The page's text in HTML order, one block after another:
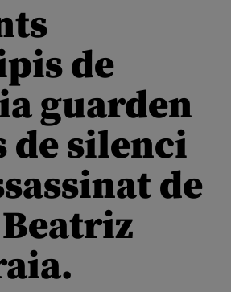
de
guarden
de silenci
de